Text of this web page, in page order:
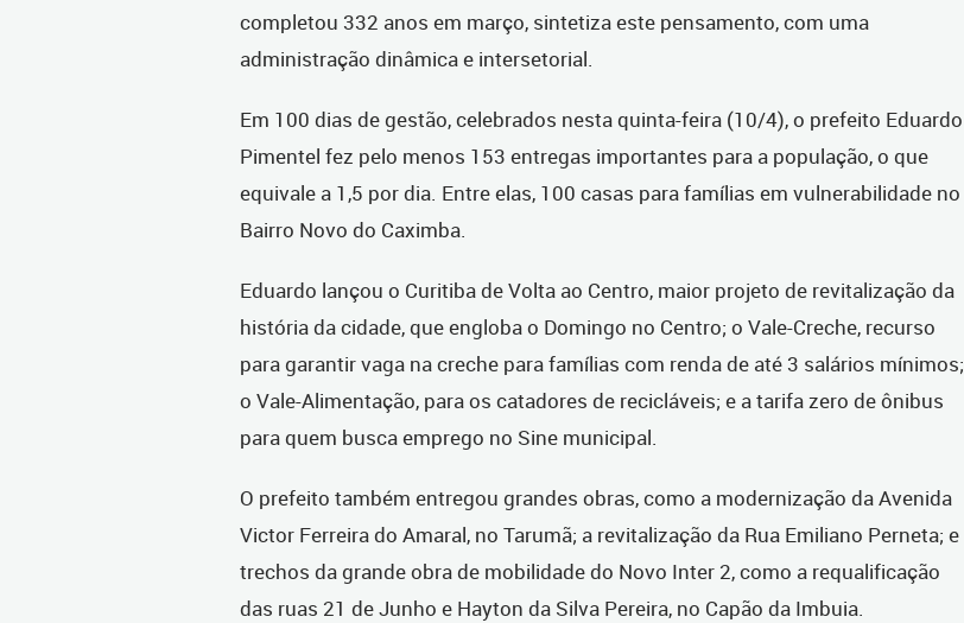
completou 332 anos em março, sintetiza este pensamento, com uma
administração dinâmica e intersetorial.
Em 100 dias de gestão, celebrados nesta quinta-feira (10/4), o prefeito Eduardo
Pimentel fez pelo menos 153 entregas importantes para a população, o que
equivale a 1,5 por dia. Entre elas, 100 casas para famílias em vulnerabilidade no
Bairro Novo do Caximba.
Eduardo lançou o Curitiba de Volta ao Centro, maior projeto de revitalização da
história da cidade, que engloba o Domingo no Centro; o Vale-Creche, recurso
para garantir vaga na creche para famílias com renda de até 3 salários mínimos;
o Vale-Alimentação, para os catadores de recicláveis; e a tarifa zero de ônibus
para quem busca emprego no Sine municipal.
O prefeito também entregou grandes obras, como a modernização da Avenida
Victor Ferreira do Amaral, no Tarumã; a revitalização da Rua Emiliano Perneta; e
trechos da grande obra de mobilidade do Novo Inter 2, como a requalificação
das ruas 21 de Junho e Hayton da Silva Pereira, no Capão da Imbuia.